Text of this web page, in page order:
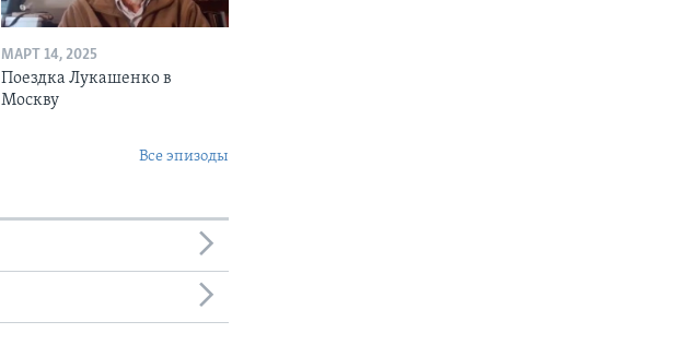
МАРТ 14, 2025
Поездка Лукашенко в
Москву
Все эпизоды